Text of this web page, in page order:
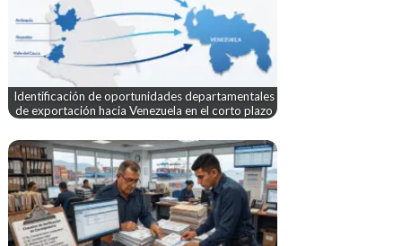
Identificación de oportunidades departamentales
de exportación hacia Venezuela en el corto plazo